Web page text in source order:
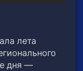
лета
дня —